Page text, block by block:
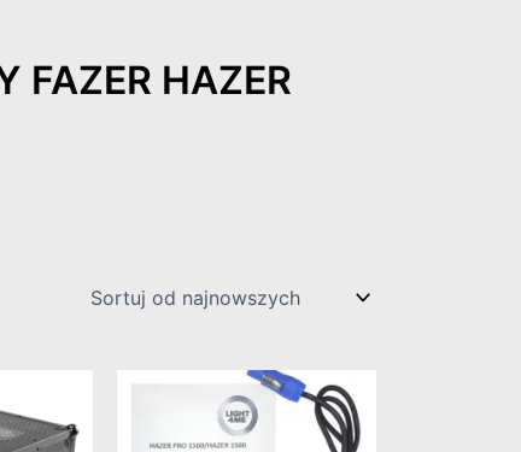
FAZER HAZER